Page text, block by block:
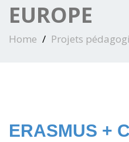
EUROPE
Home Projets
ERASMUS +